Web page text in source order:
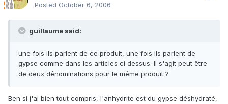
Posted October 6, 2006
guillaume said:
une fois ils parlent de ce produit, une fois ils parlent de
gypse comme dans les articles ci dessus. Il s'agit peut être
de deux dénominations pour le même produit ?
Ben si j'ai bien tout compris, l'anhydrite est du gypse déshydraté,